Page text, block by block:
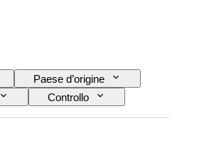
Paese d’origine
Controllo